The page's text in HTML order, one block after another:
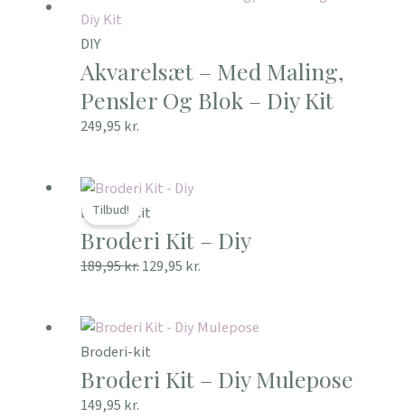
DIY
Akvarelsæt – Med Maling,
Pensler Og Blok – Diy Kit
249,95 kr.
Tilbud!
Broderi-kit
Broderi Kit – Diy
189,95kr.
Den
oprindelige
pris
var:
129,95 kr.
pris
Broderi-kit
Broderi Kit – Diy Mulepose
149,95 kr.